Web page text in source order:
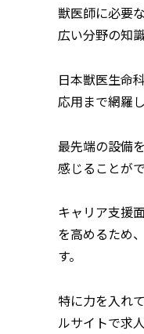
獣医師に必要
広い分野の知
日本獣医生命
応用まで網羅
最先端の設備
感じることが
キャリア支援
を高めるため
す。
特に力を入れ
ルサイトで求